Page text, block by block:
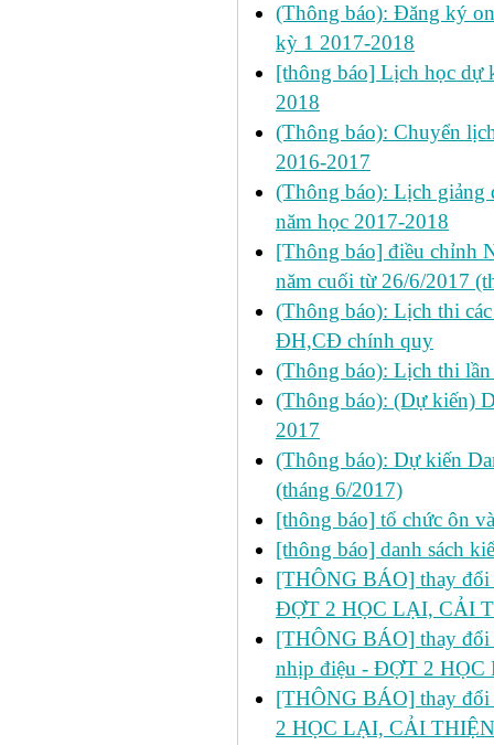
(Thông báo): Đăng ký
kỳ 1 2017-2018
[thông báo] Lịch học dự
2018
(Thông báo): Chuyển
2016-2017
(Thông báo): Lịch
năm học 2017-2018
[Thông báo] điều chỉnh
năm cuối từ 26/6/2017
(Thông báo): Lịch thi
ĐH,CĐ chính quy
(Thông báo): Lịch thi
(Thông báo): (Dự kiến)
2017
(Thông báo): Dự kiến
(tháng 6/2017)
[thông báo] tổ chức ôn
[thông báo] danh sách
[THÔNG BÁO] thay đổi
ĐỢT 2 HỌC LẠI, CẢI
[THÔNG BÁO] thay đổi
nhịp điệu - ĐỢT 2
[THÔNG BÁO] thay đổi
2 HỌC LẠI, CẢI